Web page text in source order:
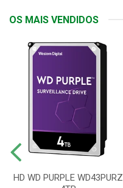
OS MAIS VENDIDOS
HD WD PURPLE WD43PURZ